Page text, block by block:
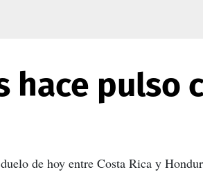
hace pulso
de hoy entre Costa Rica y